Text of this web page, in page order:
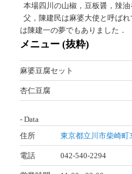
本場四川の山椒，豆板醤，辣油
父，陳建民は麻婆大使と呼ば
は陳建一の夢でもありました．
メニュー (抜粋)
麻婆豆腐セット
杏仁豆腐
- Data
住所
東京都立川市柴崎町
電話 042-540-2294